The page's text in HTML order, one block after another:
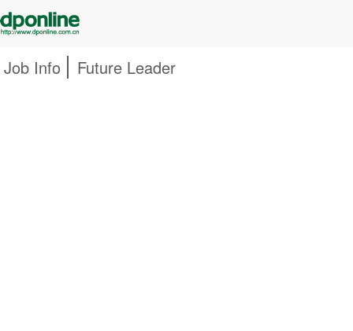
Job Info Future Leader